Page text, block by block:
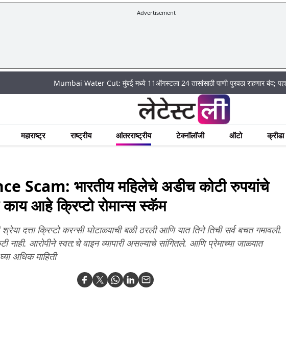
Advertisement
Mumbai Water Cut: मुंबई मध्ये 11ऑगस्टला 24 तासांसाठी पाणी पुरवठा राहणार बंद; पहा कुठे
महाराष्ट्र राष्ट्रीय आंतरराष्ट्रीय टेक्नॉलॉजी ऑटो क्रीडा
Scam: भारतीय महिलेचे अडीच कोटी रुपयांचे
आहे क्रिप्टो रोमान्स स्कॅम
दत्ता क्रिप्टो करन्सी घोटाळ्याची बळी ठरली आणि यात तिने तिची सर्व बचत गमावली.
नाही. आरोपीने स्वत:चे वाइन व्यापारी असल्याचे सांगितले. आणि प्रेमाच्या जाळ्यात
अधिक माहिती